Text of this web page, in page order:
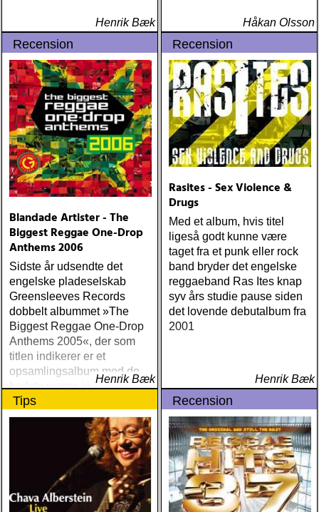
Henrik Bæk Håkan Olsson
Recension
Blandade Artister - The
Biggest Reggae One-Drop
Anthems 2006
Sidste år udsendte det
engelske pladeselskab
Greensleeves Records
dobbelt albummet »The
Biggest Reggae One-Drop
Anthems 2005«, der som
titlen indikerer er et
opsamlingsalbum med de
bedste numre indenfor den
populære reggaestil kaldet
one-drop
Henrik Bæk
Recension
Rasites - Sex Violence &
Drugs
Med et album, hvis titel
ligeså godt kunne være
taget fra et punk eller rock
band bryder det engelske
reggaeband Ras Ites knap
syv års studie pause siden
det lovende debutalbum fra
2001
Henrik Bæk
Tips Recension